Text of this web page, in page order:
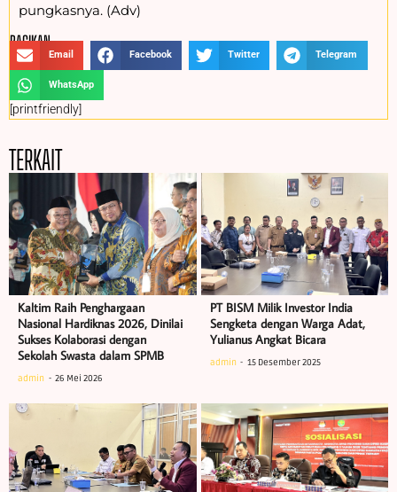
pungkasnya. (Adv)
BAGIKAN :
Email Facebook Twitter Telegram
WhatsApp
[printfriendly]
TERKAIT
Kaltim Raih Penghargaan
Nasional Hardiknas 2026, Dinilai
Sukses Kolaborasi dengan
Sekolah Swasta dalam SPMB
admin 26 Mei 2026
PT BISM Milik Investor India
Sengketa dengan Warga Adat,
Yulianus Angkat Bicara
admin 15 Desember 2025